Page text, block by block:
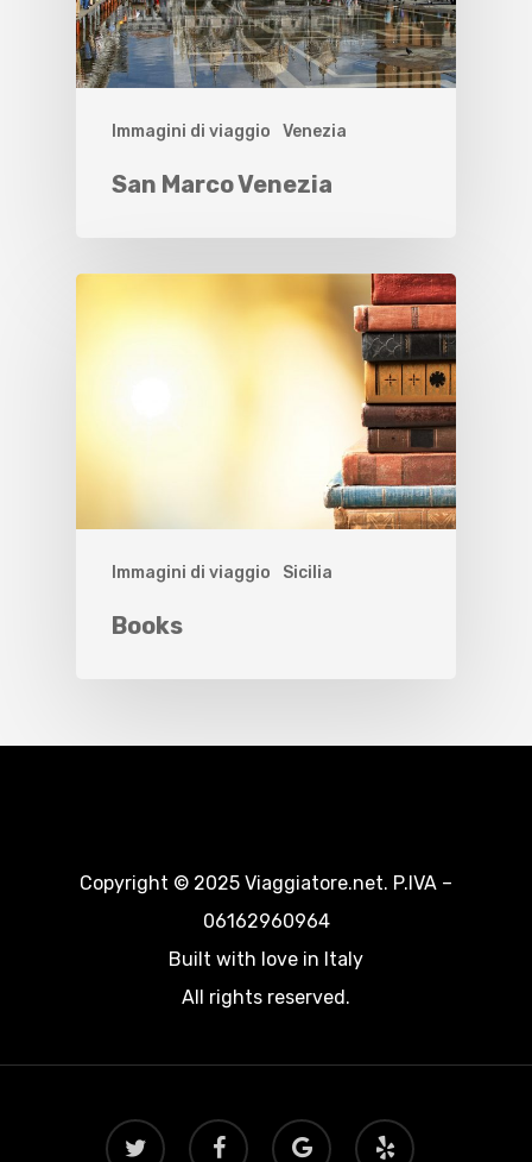
Immagini di viaggio Venezia
San Marco Venezia
Immagini di viaggio Sicilia
Books
Copyright © 2025 Viaggiatore.net. P.IVA –
06162960964
Built with love in Italy
All rights reserved.
twitter facebook
google-
plus
yelp